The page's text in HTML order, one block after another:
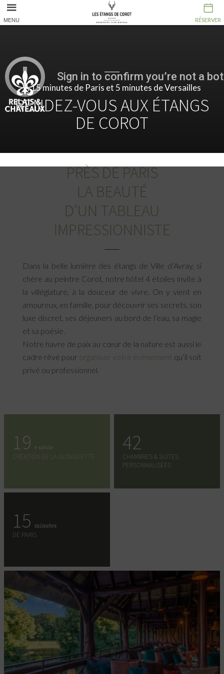
MENU RÉSERVER
RÉSERVER
À 15 minutes de Paris et 5 minutes de Versailles
RENDEZ-VOUS AUX ÉTANGS
DE COROT
PRÈS DE PARIS
LA BEAUTÉ
D'UN TABLEAU
IMPRESSIONNISTE
Dans la belle lumière des étangs de Ville d’Avray, si
chère au peintre Corot, notre hôtel 4 étoiles invite à
la villégiature, à la douceur de vivre. On y vient en
amoureux, en famille, pour découvrir ses secrets, son
luxe discret, ses déjeuners au bord de l’eau, sa magie
et sa poésie.
Notre havre de paix au cœur de la nature est aussi le
cadre rêvé pour organiser votre évènement qu’il soit
privé ou professionnel.
19 e siècle
CRÉATION DE LA GUINGUETTE
42
CHAMBRES & SUITES
PERSONNALISÉES
15 minutes
DE PARIS